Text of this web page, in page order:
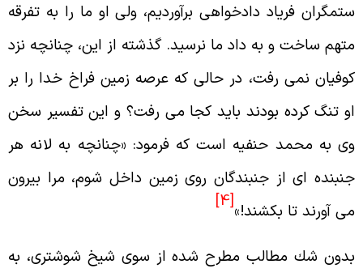
فرياد دادخواهى برآورديم، ولى او ما را به تفرقه
ساخت و به داد مانرسيد. گذشته از اين، چنانچه نزد
نمى رفت، در حالى كه عرصه زمين فراخ خدا را بر
تنگ كرده بودند بايد كجا مى رفت؟ و اين تفسير سخن
به محمد حنفيه است كه فرمود: «چنانچه به لانه هر
اى از جنبندگان روى زمين داخل شوم، مرا بيرون
آورند تا بكشند!»[4]
شك مطالب مطرح شده از سوى شيخ شوشترى، به